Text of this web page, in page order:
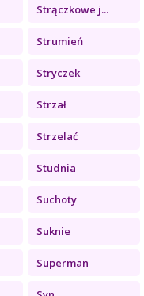
Strączkowe j...
Strumień
Stryczek
Strzał
Strzelać
Studnia
Suchoty
Suknie
Superman